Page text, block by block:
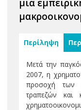
μια
Περίληψη
Μετά την
2007, η
προσοχή των
τραπεζών και